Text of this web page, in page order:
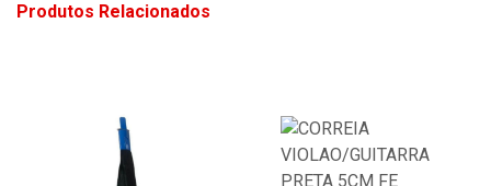
Produtos Relacionados